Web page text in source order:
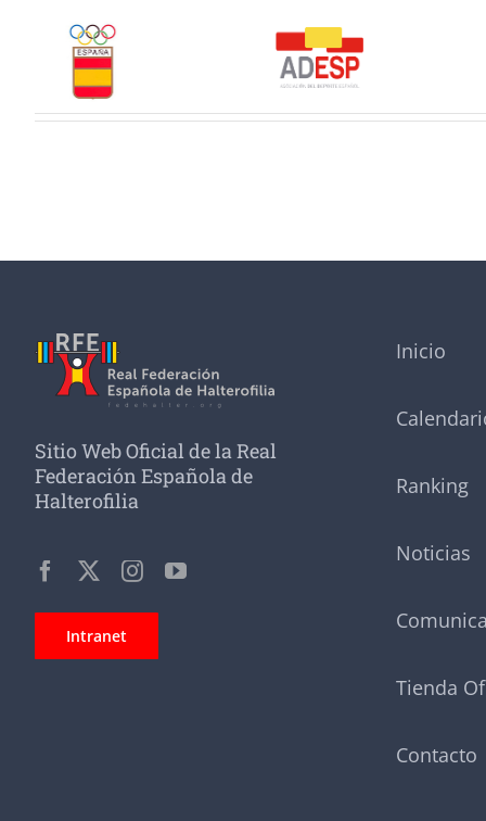
Sitio Web Oficial de la Real
Federación Española de
Halterofilia
Intranet
Inicio
Ranking
Noticias
Tienda
Contacto